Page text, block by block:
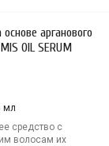
арганового
OIL SERUM
мл
средство с
волосам их